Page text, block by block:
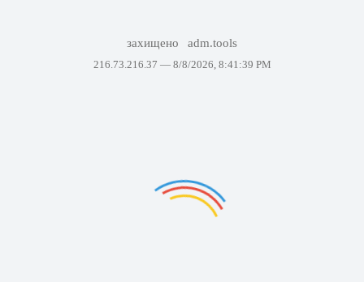
захищено adm.tools
216.73.216.37 — 8/8/2026, 8:41:39 PM